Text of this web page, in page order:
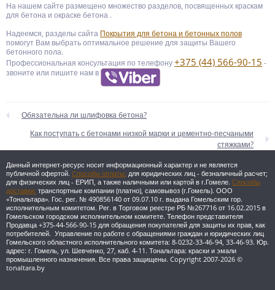
На нашем сайте размещено множество разделов, посвященных краскам
для бетона и окраске бетона .
Надеемся, разделы сайта Покрытия для бетона и бетонных полов
помогут Вам выбрать оптимальное решение для защиты Вашего
бетонного пола.
Профессиональная консультация по телефону+375 (44) 566-90-15 -
звоните или пишите нам в
Обязательна ли шлифовка бетона?
Как поступать с бетонами низкой марки и цементно-песчаными
стяжками?
Данный интернет-ресурс носит информационный характер и не является
публичной офертой. Способы оплаты: для юридических лиц - безналичный расчет;
для физических лиц - ЕРИП, а также наличными или картой в г.Гомеле. Способы
доставки: транспортные компании (платно), самовывоз (г.Гомель). ООО
«Тональтара». Гос. рег. № 490856140 от 09.07.10 г. выдана Гомельским гор.
исполнительным комитетом. Рег. в Торговом реестре РБ №267716 от 16.02.2015 в
Гомельском городском исполнительном комитете. Телефон представителя
Продавца +375-44-566-90-15 для обращения покупателей для защиты их прав, как
потребителей. Управление по работе с обращениями граждан и юридических лиц
Гомельского областного исполнительного комитета: 8-0232-33-46-94, 33-46-93. Юр.
адрес: г. Гомель, ул. Шевченко, 27, каб. 4-11. Тональтара: краски и эмали
промышленного назначения. Все права защищены. Copyright 2007-2026 ©
tonaltara.by